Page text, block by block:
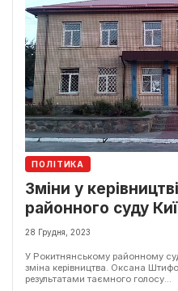
ПОЛІТИКА
Зміни у
районного суду
28 Грудня, 2023
У Рокитнянському районному
зміна керівництва. Оксана
результатами таємного голосу...